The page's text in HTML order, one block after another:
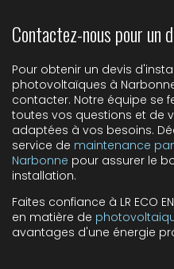
Contactez-nous pour un
Pour obtenir un devis
photovoltaïques à
contacter. Notre équipe se
toutes vos questions et de
adaptées à vos besoins.
service de maintenance
Narbonne pour assurer le
installation.
Faites confiance à LR ECO
en matière de
avantages d'une énergie